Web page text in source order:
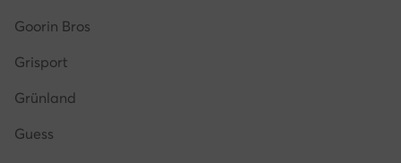
Goorin Bros
Grisport
Grünland
Guess